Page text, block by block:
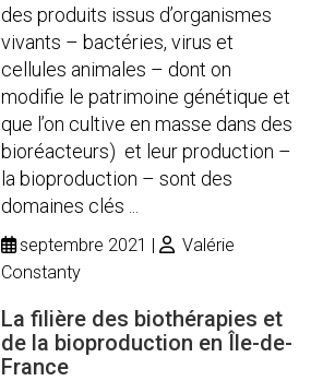
des produits issus d’organismes
vivants – bactéries, virus et
cellules animales – dont on
modifie le patrimoine génétique et
que l’on cultive en masse dans des
bioréacteurs) et leur production –
la bioproduction – sont des
domaines clés ...
septembre 2021
Valérie
Constanty
La filière des biothérapies et
de la bioproduction en Île-de-
France